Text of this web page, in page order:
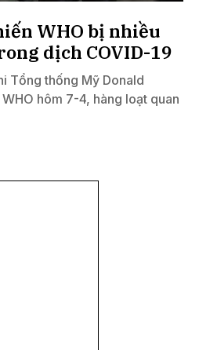
WHO bị nhiều
dịch COVID-19
Tổng thống Mỹ Donald
hôm 7-4, hàng loạt quan